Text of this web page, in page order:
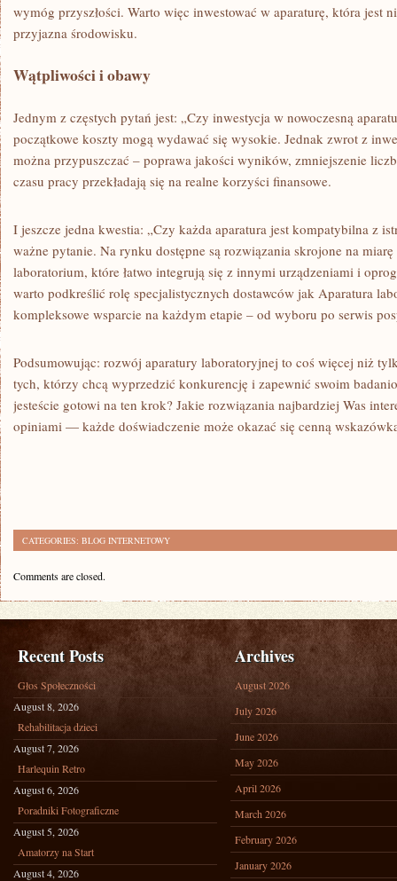
wymóg przyszłości. Warto więc inwestować w aparaturę, która jest
przyjazna środowisku.
Wątpliwości i obawy
Jednym z częstych pytań jest: „Czy inwestycja w nowoczesną
początkowe koszty mogą wydawać się wysokie. Jednak zwrot z
można przypuszczać – poprawa jakości wyników, zmniejszenie
czasu pracy przekładają się na realne korzyści finansowe.
I jeszcze jedna kwestia: „Czy każda aparatura jest kompatybilna z
ważne pytanie. Na rynku dostępne są rozwiązania skrojone na
laboratorium, które łatwo integrują się z innymi urządzeniami i
warto podkreślić rolę specjalistycznych dostawców jak Aparatura
kompleksowe wsparcie na każdym etapie – od wyboru po serwis
Podsumowując: rozwój aparatury laboratoryjnej to coś więcej niż
tych, którzy chcą wyprzedzić konkurencję i zapewnić swoim
jesteście gotowi na ten krok? Jakie rozwiązania najbardziej Was
opiniami — każde doświadczenie może okazać się cenną
CATEGORIES: BLOG INTERNETOWY
Comments are closed.
Recent Posts
Głos Społeczności
August 8, 2026
Rehabilitacja dzieci
August 7, 2026
Harlequin Retro
August 6, 2026
Poradniki Fotograficzne
August 5, 2026
Amatorzy na Start
August 4, 2026
Archives
August 2026
July 2026
June 2026
May 2026
April 2026
March 2026
February 2026
January 2026